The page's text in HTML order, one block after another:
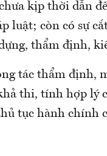
kịp thời dẫn
luật; còn có sự
thẩm định,
tác thẩm định,
thi, tính hợp lý
tục hành chính